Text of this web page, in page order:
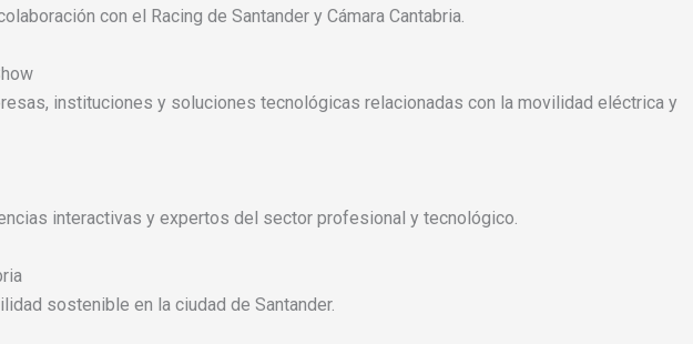
con el Racing de Santander y Cámara Cantabria.
instituciones y soluciones tecnológicas relacionadas con la movilidad eléctrica y
interactivas y expertos del sector profesional y tecnológico.
sostenible en la ciudad de Santander.